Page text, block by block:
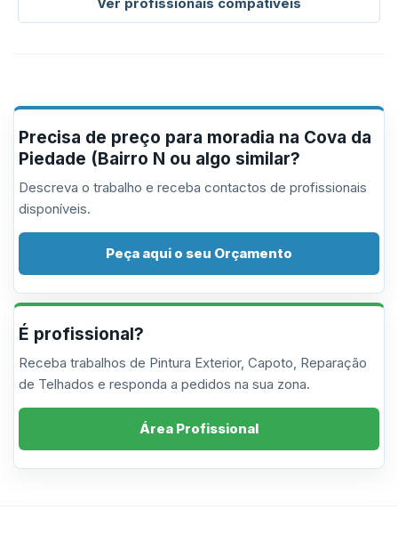
Precisa de preço para moradia na Cova da
Piedade (Bairro N ou algo similar?
Descreva o trabalho e receba contactos de profissionais
disponíveis.
Peça aqui o seu Orçamento
É profissional?
Receba trabalhos de Pintura Exterior, Capoto, Reparação
de Telhados e responda a pedidos na sua zona.
Área Profissional